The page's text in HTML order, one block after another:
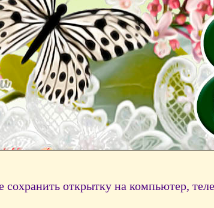
сохранить открытку на компьютер,